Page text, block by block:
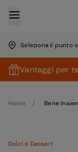
Seleziona il punto
Vantaggi per
Home Bene
Dolci e Dessert